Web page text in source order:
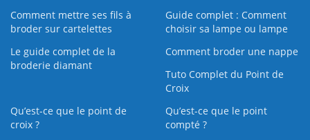
Comment mettre ses fils à
broder sur cartelettes
Guide complet : Comment
choisir sa lampe ou lampe
Le guide complet de la
broderie diamant
Comment broder une nappe
Tuto Complet du Point de
Croix
Qu’est-ce que le point de
croix ?
Qu’est-ce que le point
compté ?